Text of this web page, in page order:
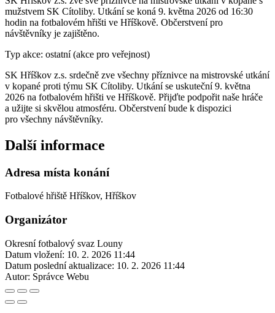
mužstvem SK Cítoliby. Utkání se koná 9. května 2026 od 16:30
hodin na fotbalovém hřišti ve Hříškově. Občerstvení pro
návštěvníky je zajištěno.
Typ akce: ostatní (akce pro veřejnost)
SK Hříškov z.s. srdečně zve všechny příznivce na mistrovské utkání
v kopané proti týmu SK Cítoliby. Utkání se uskuteční 9. května
2026 na fotbalovém hřišti ve Hříškově. Přijďte podpořit naše hráče
a užijte si skvělou atmosféru. Občerstvení bude k dispozici
pro všechny návštěvníky.
Další informace
Adresa místa konání
Fotbalové hřiště Hříškov, Hříškov
Organizátor
Okresní fotbalový svaz Louny
Datum vložení: 10. 2. 2026 11:44
Datum poslední aktualizace: 10. 2. 2026 11:44
Autor: Správce Webu